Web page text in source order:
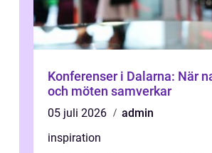
Konferenser i Dalarna: När
och möten samverkar
05 juli 2026
admin
inspiration